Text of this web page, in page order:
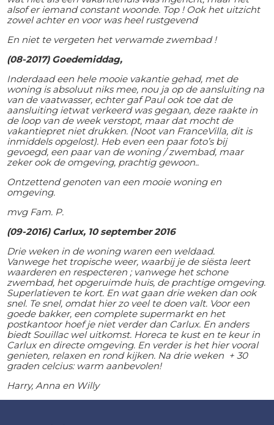
alsof er iemand constant woonde. Top ! Ook het uitzicht
zowel achter en voor was heel rustgevend
En niet te vergeten het verwamde zwembad !
(08-2017) Goedemiddag,
Inderdaad een hele mooie vakantie gehad, met de
woning is absoluut niks mee, nou ja op de aansluiting na
van de vaatwasser, echter gaf Paul ook toe dat de
aansluiting ietwat verkeerd was gegaan, deze raakte in
de loop van de week verstopt, maar dat mocht de
vakantiepret niet drukken. (Noot van FranceVilla, dit is
inmiddels opgelost). Heb even een paar foto’s bij
gevoegd, een paar van de woning / zwembad, maar
zeker ook de omgeving, prachtig gewoon..
Ontzettend genoten van een mooie woning en
omgeving.
mvg Fam. P.
(09-2016) Carlux, 10 september 2016
Drie weken in de woning waren een weldaad.
Vanwege het tropische weer, waarbij je de siësta leert
waarderen en respecteren ; vanwege het schone
zwembad, het opgeruimde huis, de prachtige omgeving.
Superlatieven te kort. En wat gaan drie weken dan ook
snel. Te snel, omdat hier zo veel te doen valt. Voor een
goede bakker, een complete supermarkt en het
postkantoor hoef je niet verder dan Carlux. En anders
biedt Souillac wel uitkomst. Horeca te kust en te keur in
Carlux en directe omgeving. En verder is het hier vooral
genieten, relaxen en rond kijken. Na drie weken + 30
graden celcius: warm aanbevolen!
Harry, Anna en Willy